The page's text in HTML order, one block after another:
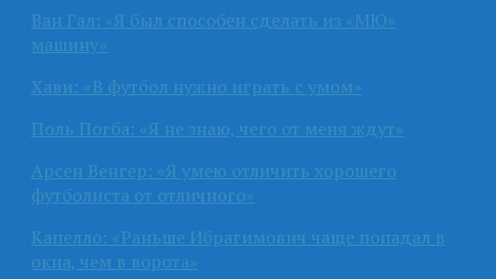
Ван Гал: «Я был способен сделать из «МЮ»
машину»
Хави: «В футбол нужно играть с умом»
Поль Погба: «Я не знаю, чего от меня ждут»
Арсен Венгер: «Я умею отличить хорошего
футболиста от отличного»
Капелло: «Раньше Ибрагимович чаще попадал в
окна, чем в ворота»